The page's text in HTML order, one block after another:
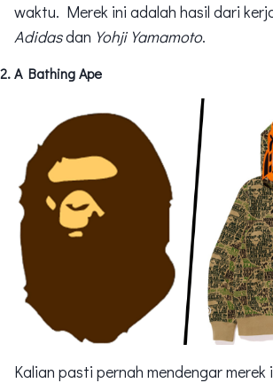
waktu. Merek ini adalah hasil dari
Adidasdan Yohji Yamamoto.
A Bathing Ape
Kalian pasti pernah mendengar merek